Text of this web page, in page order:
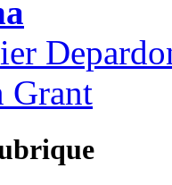
Grant